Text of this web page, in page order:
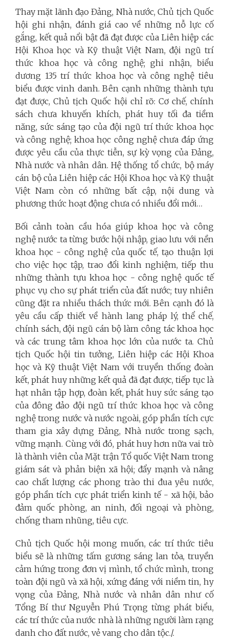
Thay mặt lãnh đạo Đảng, Nhà nước, Chủ tịch Quốc
hội ghi nhận, đánh giá cao về những nỗ lực cố
gắng, kết quả nổi bật đã đạt được của Liên hiệp các
Hội Khoa học và Kỹ thuật Việt Nam, đội ngũ trí
thức khoa học và công nghệ; ghi nhận, biểu
dương 135 trí thức khoa học và công nghệ tiêu
biểu được vinh danh. Bên cạnh những thành tựu
đạt được, Chủ tịch Quốc hội chỉ rõ: Cơ chế, chính
sách chưa khuyến khích, phát huy tối đa tiềm
năng, sức sáng tạo của đội ngũ trí thức khoa học
và công nghệ; khoa học công nghệ chưa đáp ứng
được yêu cầu của thực tiễn, sự kỳ vọng của Đảng,
Nhà nước và nhân dân. Hệ thống tổ chức, bộ máy
cán bộ của Liên hiệp các Hội Khoa học và Kỹ thuật
Việt Nam còn có những bất cập, nội dung và
phương thức hoạt động chưa có nhiều đổi mới…
Bối cảnh toàn cầu hóa giúp khoa học và công
nghệ nước ta từng bước hội nhập, giao lưu với nền
khoa học - công nghệ của quốc tế, tạo thuận lợi
cho việc học tập, trao đổi kinh nghiệm, tiếp thu
những thành tựu khoa học - công nghệ quốc tế
phục vụ cho sự phát triển của đất nước; tuy nhiên
cũng đặt ra nhiều thách thức mới. Bên cạnh đó là
yêu cầu cấp thiết về hành lang pháp lý, thể chế,
chính sách, đội ngũ cán bộ làm công tác khoa học
và các trung tâm khoa học lớn của nước ta. Chủ
tịch Quốc hội tin tưởng, Liên hiệp các Hội Khoa
học và Kỹ thuật Việt Nam với truyền thống đoàn
kết, phát huy những kết quả đã đạt được, tiếp tục là
hạt nhân tập hợp, đoàn kết, phát huy sức sáng tạo
của đông đảo đội ngũ trí thức khoa học và công
nghệ trong nước và nước ngoài, góp phần tích cực
tham gia xây dựng Đảng, Nhà nước trong sạch,
vững mạnh. Cùng với đó, phát huy hơn nữa vai trò
là thành viên của Mặt trận Tổ quốc Việt Nam trong
giám sát và phản biện xã hội; đẩy mạnh và nâng
cao chất lượng các phong trào thi đua yêu nước,
góp phần tích cực phát triển kinh tế - xã hội, bảo
đảm quốc phòng, an ninh, đối ngoại và phòng,
chống tham nhũng, tiêu cực.
Chủ tịch Quốc hội mong muốn, các trí thức tiêu
biểu sẽ là những tấm gương sáng lan tỏa, truyền
cảm hứng trong đơn vị mình, tổ chức mình, trong
toàn đội ngũ và xã hội, xứng đáng với niềm tin, hy
vọng của Đảng, Nhà nước và nhân dân như cố
Tổng Bí thư Nguyễn Phú Trọng từng phát biểu,
các trí thức của nước nhà là những người làm rạng
danh cho đất nước, vẻ vang cho dân tộc./.